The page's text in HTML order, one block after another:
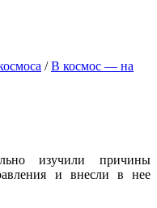
/В космос — на
изучили причины
и внесли в нее